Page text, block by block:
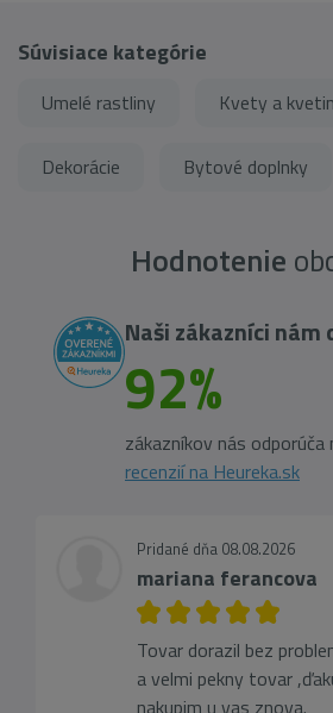
Súvisiace kategórie
Umelé rastliny Kvety a
Dekorácie Bytové doplnky
Hodnotenie
Naši zákazníci nám
92%
zákazníkov nás odporúča
recenzií na Heureka.sk
Pridané dňa 08.08.2026
mariana ferancova
Tovar dorazil bez
a velmi pekny tovar
nakupim u vas znova.